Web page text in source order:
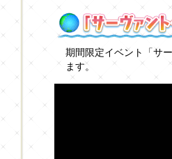
期間限定イベント「サ
ます。